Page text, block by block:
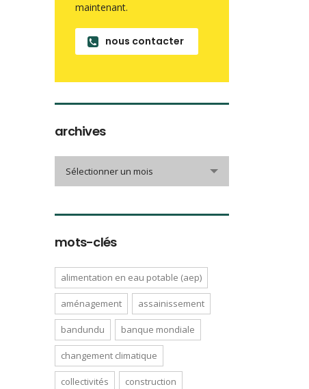
maintenant.
nous contacter
archives
Sélectionner un mois
mots-clés
alimentation en eau potable (aep)
aménagement assainissement
bandundu banque mondiale
changement climatique
collectivités construction